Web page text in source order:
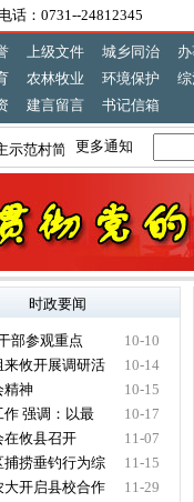
话：0731--24812345
上级文件 城乡同治
农林牧业 环境保护
建言留言 书记信箱
范村简介 攸县公安局油茶采
更多通知
时政要闻
10-10
部参观重点
10-14
攸开展调研活
10-15
精神
10-17
强调：以最
11-07
在攸县召开
11-15
捞垂钓行为综
11-29
开启县校合作